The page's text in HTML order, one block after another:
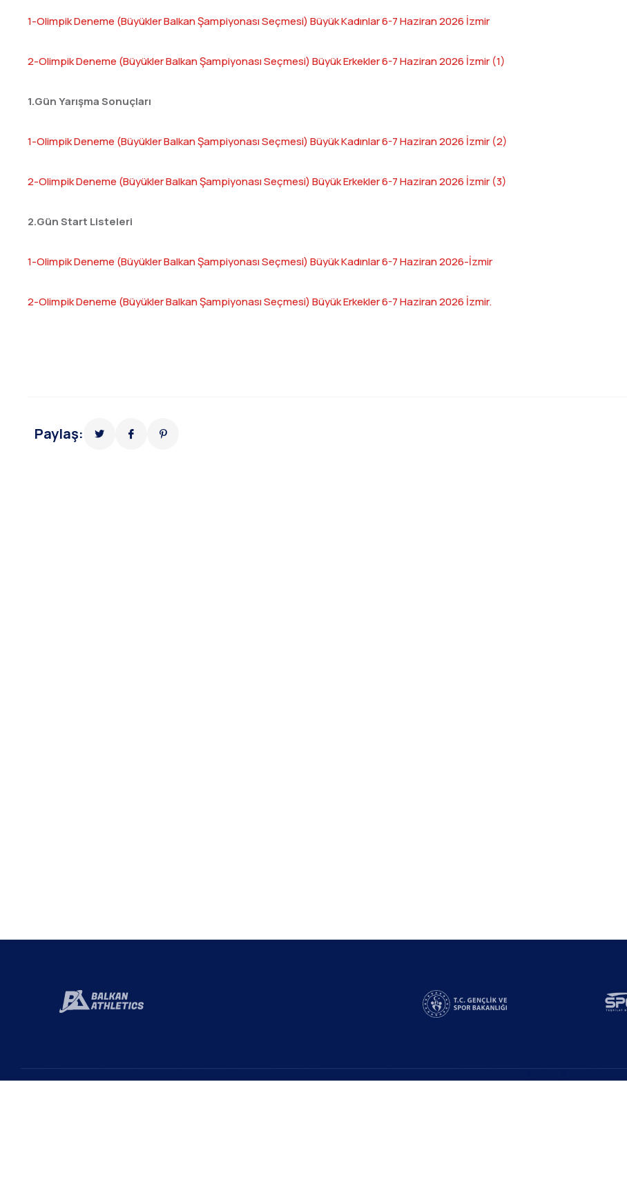
1-Olimpik Deneme (Büyükler Balkan Şampiyonası Seçmesi) Büyük Kadınlar 6-7 Haziran 2026 İzmir
2-Olimpik Deneme (Büyükler Balkan Şampiyonası Seçmesi) Büyük Erkekler 6-7 Haziran 2026 İzmir (1)
1.Gün Yarışma Sonuçları
1-Olimpik Deneme (Büyükler Balkan Şampiyonası Seçmesi) Büyük Kadınlar 6-7 Haziran 2026 İzmir (2)
2-Olimpik Deneme (Büyükler Balkan Şampiyonası Seçmesi) Büyük Erkekler 6-7 Haziran 2026 İzmir (3)
2.Gün Start Listeleri
1-Olimpik Deneme (Büyükler Balkan Şampiyonası Seçmesi) Büyük Kadınlar 6-7 Haziran 2026-İzmir
2-Olimpik Deneme (Büyükler Balkan Şampiyonası Seçmesi) Büyük Erkekler 6-7 Haziran 2026 İzmir.
Paylaş: